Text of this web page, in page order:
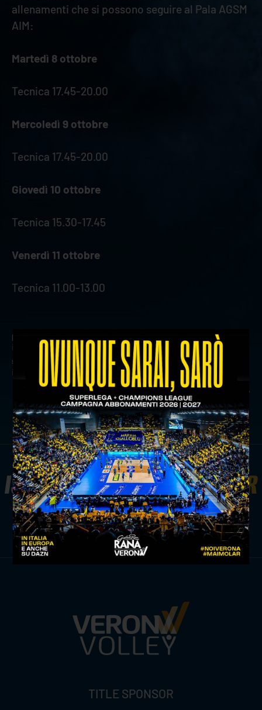
allenamenti che si possono seguire al Pala AGSM
AIM:
Martedì 8 ottobre
Tecnica 17.45-20.00
Mercoledì 9 ottobre
Tecnica 17.45-20.00
Giovedì 10 ottobre
Tecnica 15.30-17.45
Venerdì 11 ottobre
Tecnica 11.00-13.00
precedente:
match analysis: rana verona-cisterna volley
in sintesi
successivo: al risparmio noi verona cup: keita si aggiudica
il primo turno
news prima squadra
ISCRIVITI ALLANEWSLETTER
ISCRIVITI ORA
TITLE SPONSOR